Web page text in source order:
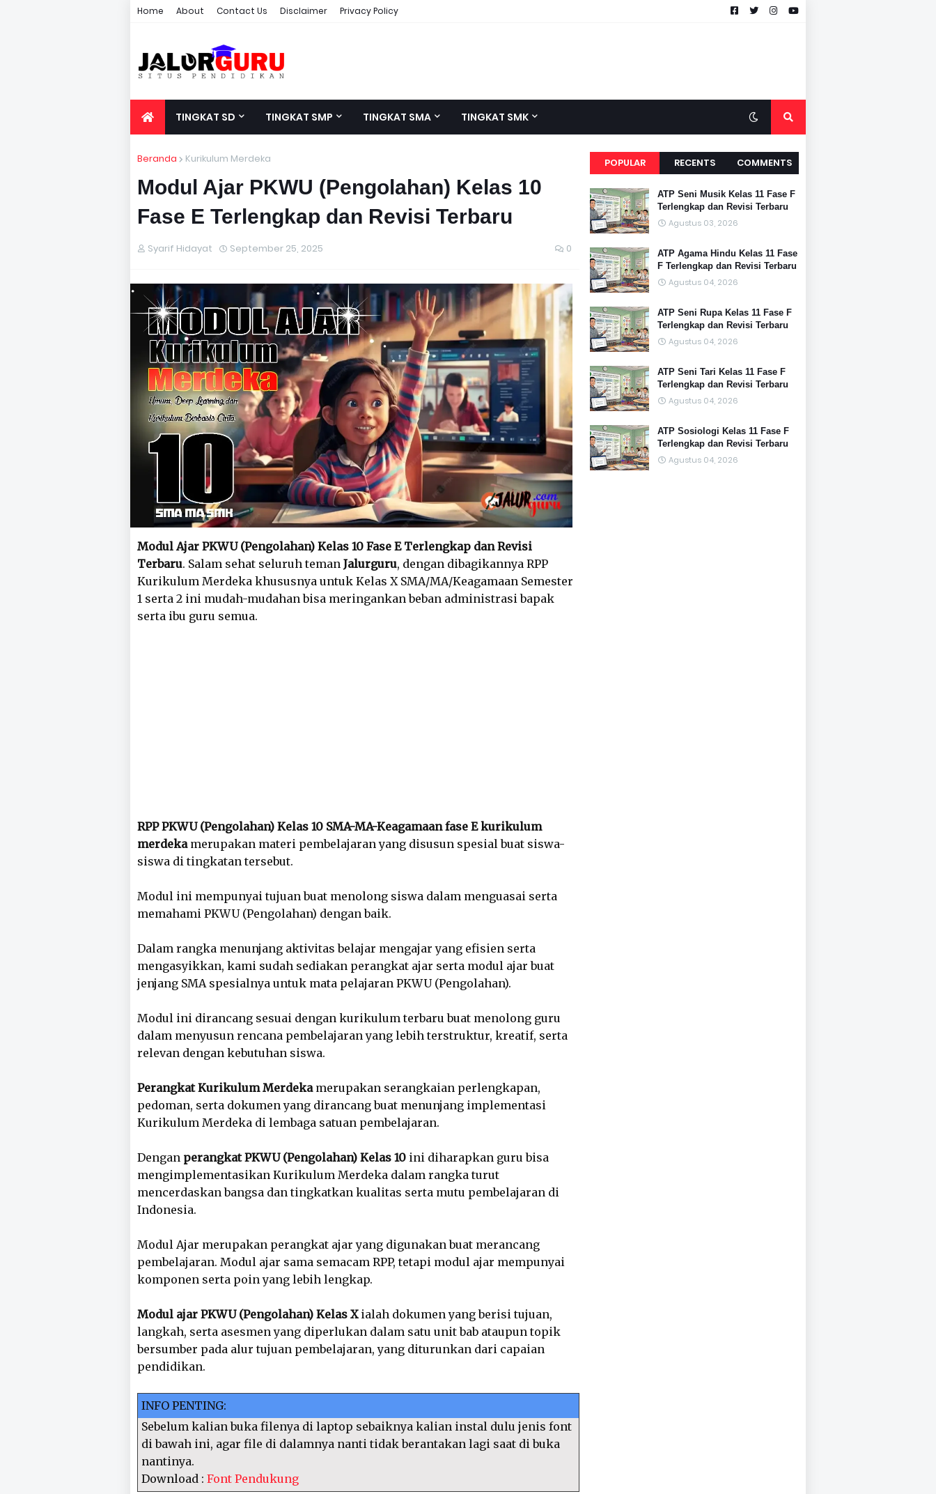
Home About Contact Us Disclaimer Privacy Policy
TINGKAT SD TINGKAT SMP TINGKAT SMA TINGKAT SMK
Beranda Kurikulum Merdeka
Modul Ajar PKWU (Pengolahan) Kelas 10
Fase E Terlengkap dan Revisi Terbaru
Syarif Hidayat September 25, 2025 0
Modul Ajar PKWU (Pengolahan) Kelas 10 Fase E Terlengkap dan Revisi
Terbaru. Salam sehat seluruh teman Jalurguru, dengan dibagikannya RPP
Kurikulum Merdeka khususnya untuk Kelas X SMA/MA/Keagamaan Semester
1 serta 2 ini mudah-mudahan bisa meringankan beban administrasi bapak
serta ibu guru semua.
RPP PKWU (Pengolahan) Kelas 10 SMA-MA-Keagamaan fase E kurikulum
merdekamerupakan materi pembelajaran yang disusun spesial buat siswa-
siswa di tingkatan tersebut.
Modul ini mempunyai tujuan buat menolong siswa dalam menguasai serta
memahami PKWU (Pengolahan) dengan baik.
Dalam rangka menunjang aktivitas belajar mengajar yang efisien serta
mengasyikkan, kami sudah sediakan perangkat ajar serta modul ajar buat
jenjang SMA spesialnya untuk mata pelajaran PKWU (Pengolahan).
Modul ini dirancang sesuai dengan kurikulum terbaru buat menolong guru
dalam menyusun rencana pembelajaran yang lebih terstruktur, kreatif, serta
relevan dengan kebutuhan siswa.
Perangkat Kurikulum Merdekamerupakan serangkaian perlengkapan,
pedoman, serta dokumen yang dirancang buat menunjang implementasi
Kurikulum Merdeka di lembaga satuan pembelajaran.
Dengan perangkat PKWU (Pengolahan) Kelas 10 ini diharapkan guru bisa
mengimplementasikan Kurikulum Merdeka dalam rangka turut
mencerdaskan bangsa dan tingkatkan kualitas serta mutu pembelajaran di
Indonesia.
Modul Ajar merupakan perangkat ajar yang digunakan buat merancang
pembelajaran. Modul ajar sama semacam RPP, tetapi modul ajar mempunyai
komponen serta poin yang lebih lengkap.
Modul ajar PKWU (Pengolahan) Kelas Xialah dokumen yang berisi tujuan,
langkah, serta asesmen yang diperlukan dalam satu unit bab ataupun topik
bersumber pada alur tujuan pembelajaran, yang diturunkan dari capaian
pendidikan.
INFO PENTING:
Sebelum kalian buka filenya di laptop sebaiknya kalian instal dulu jenis font
di bawah ini, agar file di dalamnya nanti tidak berantakan lagi saat di buka
nantinya.
Download : Font Pendukung
POPULAR RECENTS COMMENTS
ATP Seni Musik Kelas 11 Fase F
Terlengkap dan Revisi Terbaru
Agustus 03, 2026
ATP Agama Hindu Kelas 11 Fase
F Terlengkap dan Revisi Terbaru
Agustus 04, 2026
ATP Seni Rupa Kelas 11 Fase F
Terlengkap dan Revisi Terbaru
Agustus 04, 2026
ATP Seni Tari Kelas 11 Fase F
Terlengkap dan Revisi Terbaru
Agustus 04, 2026
ATP Sosiologi Kelas 11 Fase F
Terlengkap dan Revisi Terbaru
Agustus 04, 2026